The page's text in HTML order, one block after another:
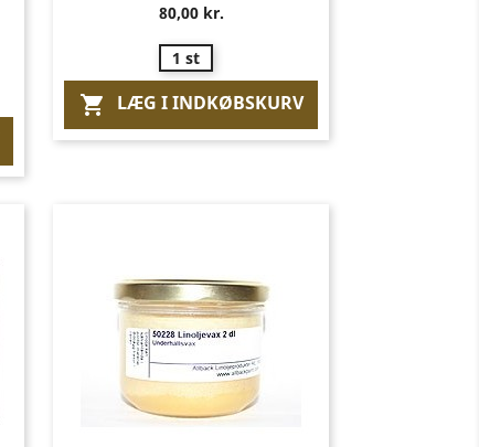
80,00 kr.
1 st
 LÆG I INDKØBSKURV